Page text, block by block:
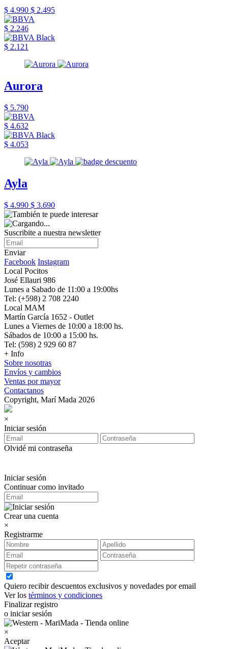
$ 4.990 $ 2.495
$ 2.246
$ 2.121
Aurora
$ 5.790
$ 4.632
$ 4.053
Ayla
$ 4.990 $ 3.690
Suscribite a nuestra newsletter
Enviar
Facebook Instagram
Local Pocitos
José Ellauri 986
Lunes a Sabado de 11:00 a 19:00hs
Tel: (+598) 2 708 2240
Local MAM
Martín García 1652 - Outlet
Lunes a Viernes de 10:00 a 18:00 hs.
Sábados de 10:00 a 15:00 hs.
Tel: (598) 2 929 60 87
+ Info
Sobre nosotras
Envíos y cambios
Ventas por mayor
Contactanos
Copyright, Marí Mada 2026
×
Iniciar sesión
Olvidé mi contraseña
Iniciar sesión
Continuar como invitado
Crear una cuenta
×
Registrarme
Quiero recibir descuentos exclusivos y novedades por email
Ver los términos y condiciones
Finalizar registro
o iniciar sesión
×
Aceptar